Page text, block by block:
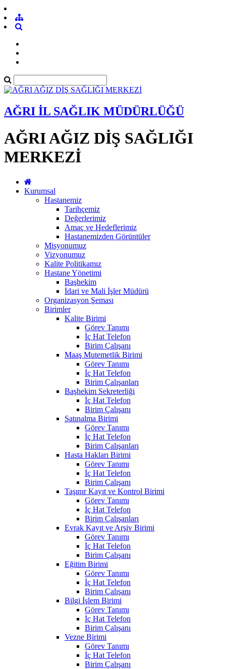
AĞRI İL SAĞLIK MÜDÜRLÜĞÜ
AĞRI AĞIZ DİŞ SAĞLIĞI
MERKEZİ
Kurumsal
Hastanemiz
Tarihçemiz
Değerlerimiz
Amaç ve Hedeflerimiz
Hastanemizden Görüntüler
Misyonumuz
Vizyonumuz
Kalite Politikamız
Hastane Yönetimi
Başhekim
İdari ve Mali İşler Müdürü
Organizasyon Şeması
Birimler
Kalite Birimi
Görev Tanımı
İç Hat Telefon
Birim Çalışanı
Maaş Mutemetlik Birimi
Görev Tanımı
İç Hat Telefon
Birim Çalışanları
Başhekim Sekreterliği
İç Hat Telefon
Birim Çalışanı
Satınalma Birimi
Görev Tanımı
İç Hat Telefon
Birim Çalışanları
Hasta Hakları Birimi
Görev Tanımı
İç Hat Telefon
Birim Çalışanı
Taşınır Kayıt ve Kontrol Birimi
Görev Tanımı
İç Hat Telefon
Birim Çalışanları
Evrak Kayıt ve Arşiv Birimi
Görev Tanımı
İç Hat Telefon
Birim Çalışanı
Eğitim Birimi
Görev Tanımı
İç Hat Telefon
Birim Çalışanı
Bilgi İşlem Birimi
Görev Tanımı
İç Hat Telefon
Birim Çalışanı
Vezne Birimi
Görev Tanımı
İç Hat Telefon
Birim Çalışanı